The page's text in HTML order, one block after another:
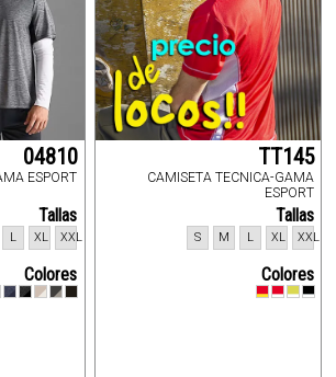
04810
ESPORT
Tallas
XXL
XL
L
Colores
TT145
CAMISETA TECNICA-GAMA
ESPORT
Tallas
XXL
XL
L
M
S
Colores